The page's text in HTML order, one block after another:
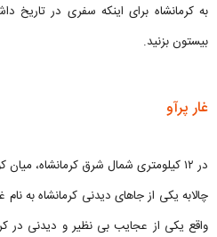
به کرمانشاه برای اینکه سفری در تاریخ
بیستون بزنید.
غار پرآو
در ۱۲ کیلومتری شمال شرق کرمانشاه،
چالابه یکی از جاهای دیدنی کرمانشاه به
واقع یکی از عجایب بی نظیر و دیدنی در